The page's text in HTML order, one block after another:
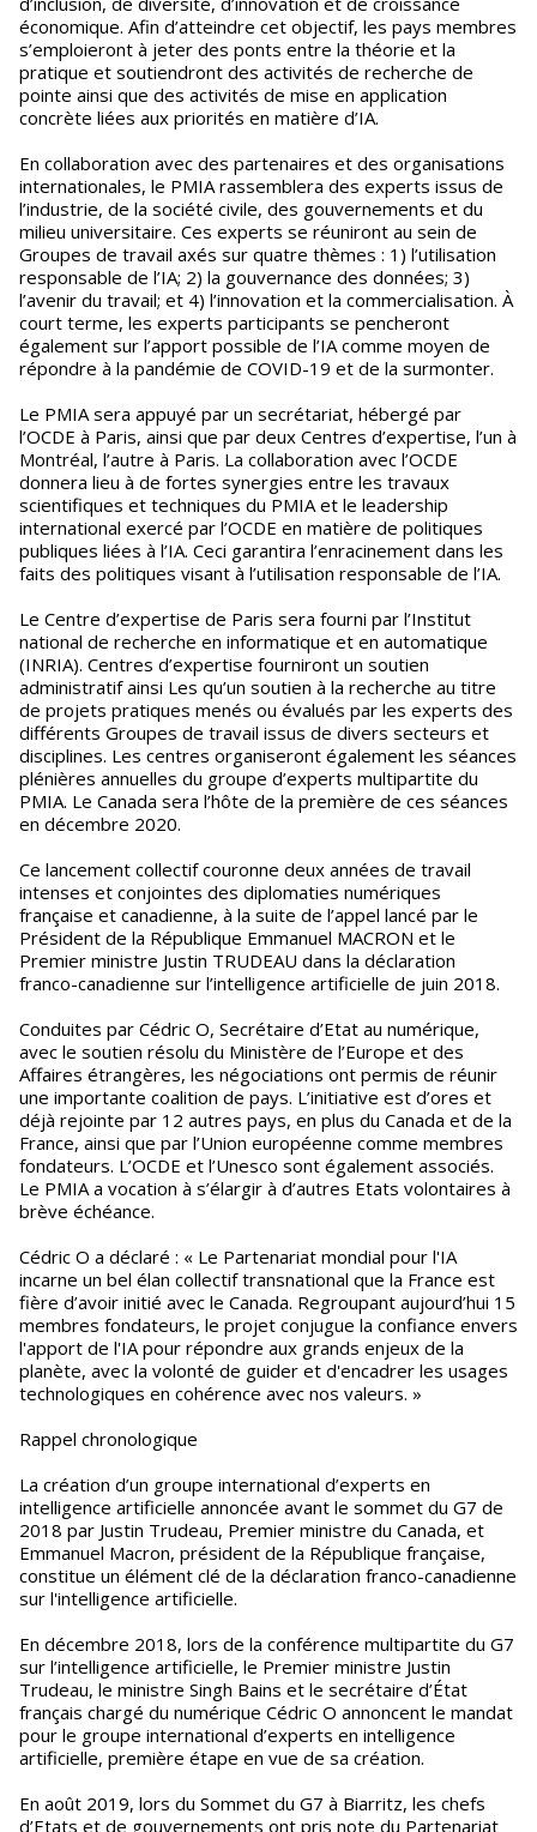
économique. Afin d’atteindre cet objectif, les pays membres
s’emploieront à jeter des ponts entre la théorie et la
pratique et soutiendront des activités de recherche de
pointe ainsi que des activités de mise en application
concrète liées aux priorités en matière d’IA.
En collaboration avec des partenaires et des organisations
internationales, le PMIA rassemblera des experts issus de
l’industrie, de la société civile, des gouvernements et du
milieu universitaire. Ces experts se réuniront au sein de
Groupes de travail axés sur quatre thèmes : 1) l’utilisation
responsable de l’IA; 2) la gouvernance des données; 3)
l’avenir du travail; et 4) l’innovation et la commercialisation. À
court terme, les experts participants se pencheront
également sur l’apport possible de l’IA comme moyen de
répondre à la pandémie de COVID-19 et de la surmonter.
Le PMIA sera appuyé par un secrétariat, hébergé par
l’OCDE à Paris, ainsi que par deux Centres d’expertise, l’un à
Montréal, l’autre à Paris. La collaboration avec l’OCDE
donnera lieu à de fortes synergies entre les travaux
scientifiques et techniques du PMIA et le leadership
international exercé par l’OCDE en matière de politiques
publiques liées à l’IA. Ceci garantira l’enracinement dans les
faits des politiques visant à l’utilisation responsable de l’IA.
Le Centre d’expertise de Paris sera fourni par l’Institut
national de recherche en informatique et en automatique
(INRIA). Centres d’expertise fourniront un soutien
administratif ainsi Les qu’un soutien à la recherche au titre
de projets pratiques menés ou évalués par les experts des
différents Groupes de travail issus de divers secteurs et
disciplines. Les centres organiseront également les séances
plénières annuelles du groupe d’experts multipartite du
PMIA. Le Canada sera l’hôte de la première de ces séances
en décembre 2020.
Ce lancement collectif couronne deux années de travail
intenses et conjointes des diplomaties numériques
française et canadienne, à la suite de l’appel lancé par le
Président de la République Emmanuel MACRON et le
Premier ministre Justin TRUDEAU dans la déclaration
franco-canadienne sur l’intelligence artificielle de juin 2018.
Conduites par Cédric O, Secrétaire d’Etat au numérique,
avec le soutien résolu du Ministère de l’Europe et des
Affaires étrangères, les négociations ont permis de réunir
une importante coalition de pays. L’initiative est d’ores et
déjà rejointe par 12 autres pays, en plus du Canada et de la
France, ainsi que par l’Union européenne comme membres
fondateurs. L’OCDE et l’Unesco sont également associés.
Le PMIA a vocation à s’élargir à d’autres Etats volontaires à
brève échéance.
Cédric O a déclaré : « Le Partenariat mondial pour l'IA
incarne un bel élan collectif transnational que la France est
fière d’avoir initié avec le Canada. Regroupant aujourd’hui 15
membres fondateurs, le projet conjugue la confiance envers
l'apport de l'IA pour répondre aux grands enjeux de la
planète, avec la volonté de guider et d'encadrer les usages
technologiques en cohérence avec nos valeurs. »
Rappel chronologique
La création d’un groupe international d’experts en
intelligence artificielle annoncée avant le sommet du G7 de
2018 par Justin Trudeau, Premier ministre du Canada, et
Emmanuel Macron, président de la République française,
constitue un élément clé de la déclaration franco-canadienne
sur l'intelligence artificielle.
En décembre 2018, lors de la conférence multipartite du G7
sur l’intelligence artificielle, le Premier ministre Justin
Trudeau, le ministre Singh Bains et le secrétaire d’État
français chargé du numérique Cédric O annoncent le mandat
pour le groupe international d’experts en intelligence
artificielle, première étape en vue de sa création.
En août 2019, lors du Sommet du G7 à Biarritz, les chefs
d’Etats et de gouvernements ont pris note du Partenariat